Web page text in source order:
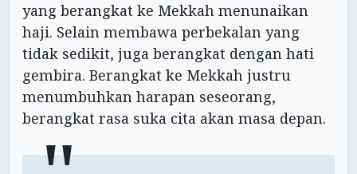
yang berangkat ke Mekkah menunaikan
haji. Selain membawa perbekalan yang
tidak sedikit, juga berangkat dengan hati
gembira. Berangkat ke Mekkah justru
menumbuhkan harapan seseorang,
berangkat rasa suka cita akan masa depan.